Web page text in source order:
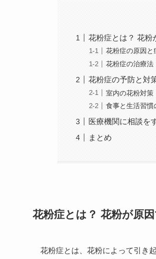
花粉症とは？ 花粉
花粉症の原因と
花粉症の治療法
花粉症の予防と対
室内の花粉対策
食事と生活習慣
医療機関に相談を
まとめ
花粉症とは？ 花粉が原
花粉症とは、花粉によって引き